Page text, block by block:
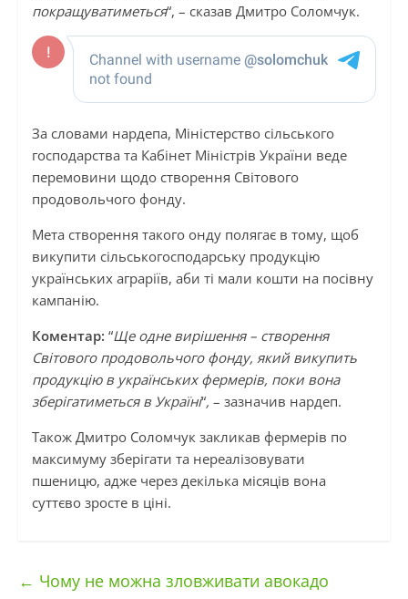
покращуватиметься“, – сказав Дмитро Соломчук.
За словами нардепа, Міністерство сільського
господарства та Кабінет Міністрів України веде
перемовини щодо створення Світового
продовольчого фонду.
Мета створення такого онду полягає в тому, щоб
викупити сільськогосподарську продукцію
українських аграріїв, аби ті мали кошти на посівну
кампанію.
Коментар: “Ще одне вирішення – створення
Світового продовольчого фонду, який викупить
продукцію в українських фермерів, поки вона
зберігатиметься в Україні“, – зазначив нардеп.
Також Дмитро Соломчук закликав фермерів по
максимуму зберігати та нереалізовувати
пшеницю, адже через декілька місяців вона
суттєво зросте в ціні.
← Чому не можна зловживати авокадо